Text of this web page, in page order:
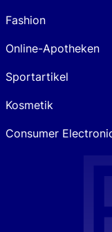
Fashion
Online-Apotheken
Sportartikel
Kosmetik
Consumer